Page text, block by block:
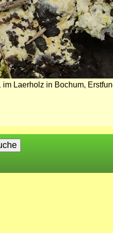
im Laerholz in Bochum,